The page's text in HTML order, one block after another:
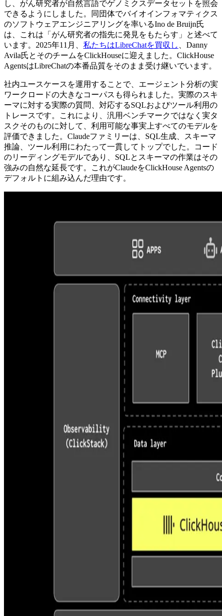
し、がん研究者が自然言語でゲノミクスデータセットを照会
できるようにしました。同団体でバイオインフォマティクス
のソフトウェアエンジニアリングを率いるIno de Bruijn氏
は、これは「がん研究者の指先に発見をもたらす」と述べて
います。2025年11月、 私たちはLibreChatを買収し
、Danny
Avila氏とそのチームをClickHouseに迎えました。ClickHouse
AgentsはLibreChatの本番品質をそのまま受け継いでいます。
社内ユースケースを運用することで、エージェント分析の実
ワークロードの大きなコーパスも得られました。実際のスキ
ーマに対する実際の質問、対応するSQLおよびツール利用の
トレースです。これにより、汎用ベンチマークではなく実タ
スクそのものに対して、利用可能な事実上すべてのモデルを
評価できました。Claudeファミリーは、SQL生成、スキーマ
推論、ツール利用にわたって一貫してトップでした。コード
のリーディングモデルであり、SQLとスキーマの作業はその
強みの自然な延長です。これがClaudeをClickHouse Agentsの
デフォルトに組み込んだ理由です。